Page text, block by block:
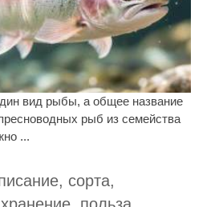
вид рыбы, а общее название
рыб из семейства
...
сорта,